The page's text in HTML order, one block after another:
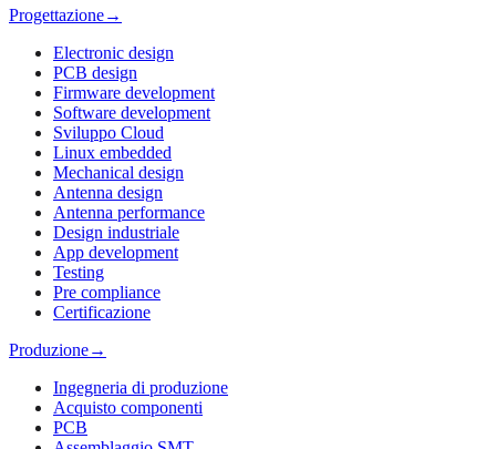
Progettazione→
Electronic design
PCB design
Firmware development
Software development
Sviluppo Cloud
Linux embedded
Mechanical design
Antenna design
Antenna performance
Design industriale
App development
Testing
Pre compliance
Certificazione
Produzione→
Ingegneria di produzione
Acquisto componenti
PCB